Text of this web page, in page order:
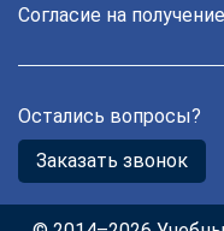
Согласие на
Остались вопросы?
Заказать звонок